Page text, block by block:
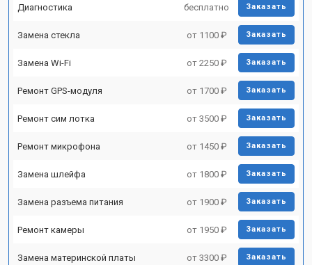
Диагностика бесплатно Заказать
Замена стекла от 1100 ₽ Заказать
Замена Wi-Fi от 2250 ₽ Заказать
Ремонт GPS-модуля от 1700 ₽ Заказать
Ремонт сим лотка от 3500 ₽ Заказать
Ремонт микрофона от 1450 ₽ Заказать
Замена шлейфа от 1800 ₽ Заказать
Замена разъема питания от 1900 ₽ Заказать
Ремонт камеры от 1950 ₽ Заказать
Замена материнской платы от 3300 ₽ Заказать